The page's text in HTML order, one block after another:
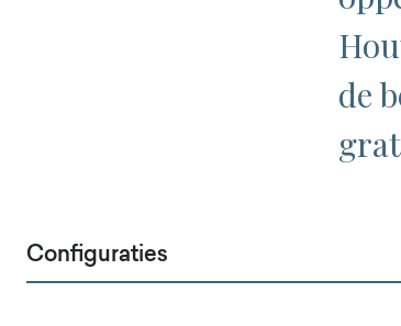
de
Configuraties